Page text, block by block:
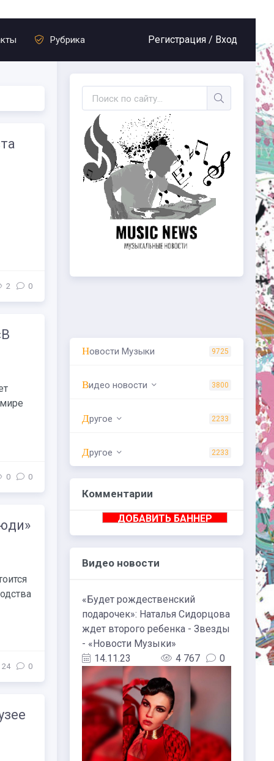
Рубрика Регистрация / Вход
2 0
0 0
24 0
Новости Музыки 9725
Видео новости 3800
Другое 2233
Другое 2233
Комментарии
ДОБАВИТЬ БАННЕР
Видео новости
«Будет рождественский
подарочек»: Наталья Сидорцова
ждет второго ребенка - Звезды
- «Новости Музыки»
14.11.23
4 767 0